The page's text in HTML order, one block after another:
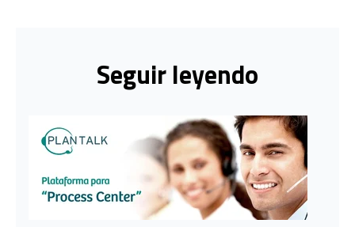
Seguir leyendo